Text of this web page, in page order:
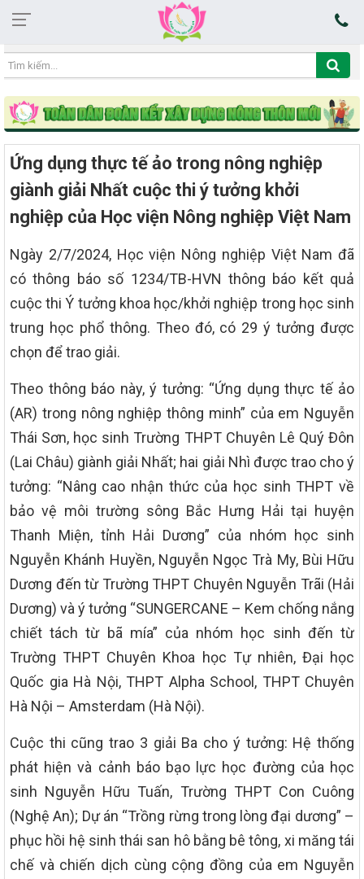
13:09:47 08/08/2026
Ứng dụng thực tế ảo trong nông nghiệp
giành giải Nhất cuộc thi ý tưởng khởi
nghiệp của Học viện Nông nghiệp Việt Nam
Ngày 2/7/2024, Học viện Nông nghiệp Việt Nam đã
có thông báo số 1234/TB-HVN thông báo kết quả
cuộc thi Ý tưởng khoa học/khởi nghiệp trong học sinh
trung học phổ thông. Theo đó, có 29 ý tưởng được
chọn để trao giải.
Theo thông báo này, ý tưởng: “Ứng dụng thực tế ảo
(AR) trong nông nghiệp thông minh” của em Nguyễn
Thái Sơn, học sinh Trường THPT Chuyên Lê Quý Đôn
(Lai Châu) giành giải Nhất; hai giải Nhì được trao cho ý
tưởng: “Nâng cao nhận thức của học sinh THPT về
bảo vệ môi trường sông Bắc Hưng Hải tại huyện
Thanh Miện, tỉnh Hải Dương” của nhóm học sinh
Nguyễn Khánh Huyền, Nguyễn Ngọc Trà My, Bùi Hữu
Dương đến từ Trường THPT Chuyên Nguyễn Trãi (Hải
Dương) và ý tưởng “SUNGERCANE – Kem chống nắng
chiết tách từ bã mía” của nhóm học sinh đến từ
Trường THPT Chuyên Khoa học Tự nhiên, Đại học
Quốc gia Hà Nội, THPT Alpha School, THPT Chuyên
Hà Nội – Amsterdam (Hà Nội).
Cuộc thi cũng trao 3 giải Ba cho ý tưởng: Hệ thống
phát hiện và cảnh báo bạo lực học đường của học
sinh Nguyễn Hữu Tuấn, Trường THPT Con Cuông
(Nghệ An); Dự án “Trồng rừng trong lòng đại dương” –
phục hồi hệ sinh thái san hô bằng bê tông, xi măng tái
chế và chiến dịch cùng cộng đồng của em Nguyễn